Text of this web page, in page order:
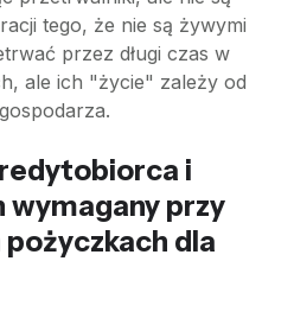
tego, że nie są żywymi
przez długi czas w
ale ich "życie" zależy od
i
wymagany przy
dla